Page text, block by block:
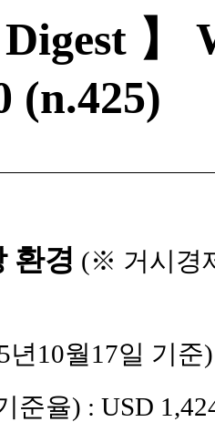
Digest
(n.425)
환경 (※ 거시경
년10월17일 기준)
준율) : USD